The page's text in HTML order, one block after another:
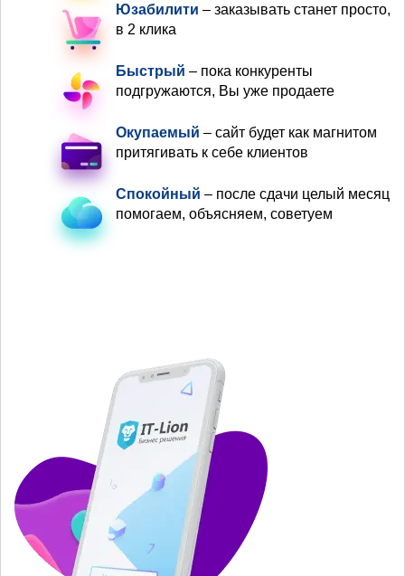
Юзабилити – заказывать станет просто,
в 2 клика
Быстрый – пока конкуренты
подгружаются, Вы уже продаете
Окупаемый – сайт будет как магнитом
притягивать к себе клиентов
Спокойный – после сдачи целый месяц
помогаем, объясняем, советуем